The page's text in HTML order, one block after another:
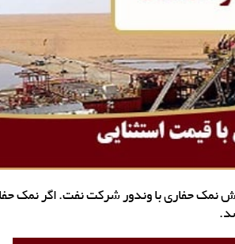
نمک حفاری با وندور شرکت نفت. اگر نمک